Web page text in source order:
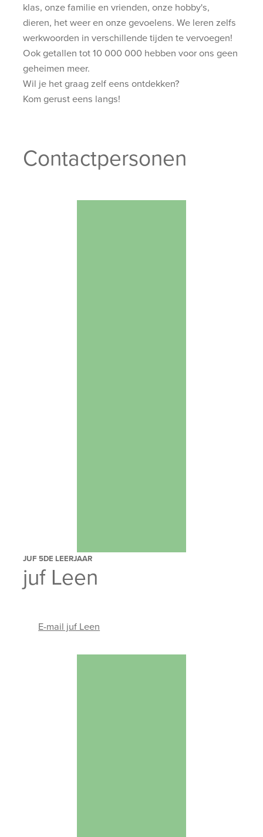
klas, onze familie en vrienden, onze hobby's,
dieren, het weer en onze gevoelens. We leren zelfs
werkwoorden in verschillende tijden te vervoegen!
Ook getallen tot 10 000 000 hebben voor ons geen
geheimen meer.
Wil je het graag zelf eens ontdekken?
Kom gerust eens langs!
Contactpersonen
JUF 5DE LEERJAAR
juf Leen
E-mail juf Leen